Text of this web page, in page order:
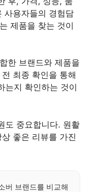
사용자들의 경험담
제품을 찾는 것이
한 브랜드와 제품을
최종 확인을 통해
는지 확인하는 것이
도 중요합니다. 원활
좋은 리뷰를 가진
버 브랜드를 비교해